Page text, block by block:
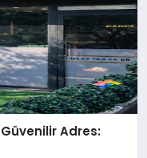
Adres: